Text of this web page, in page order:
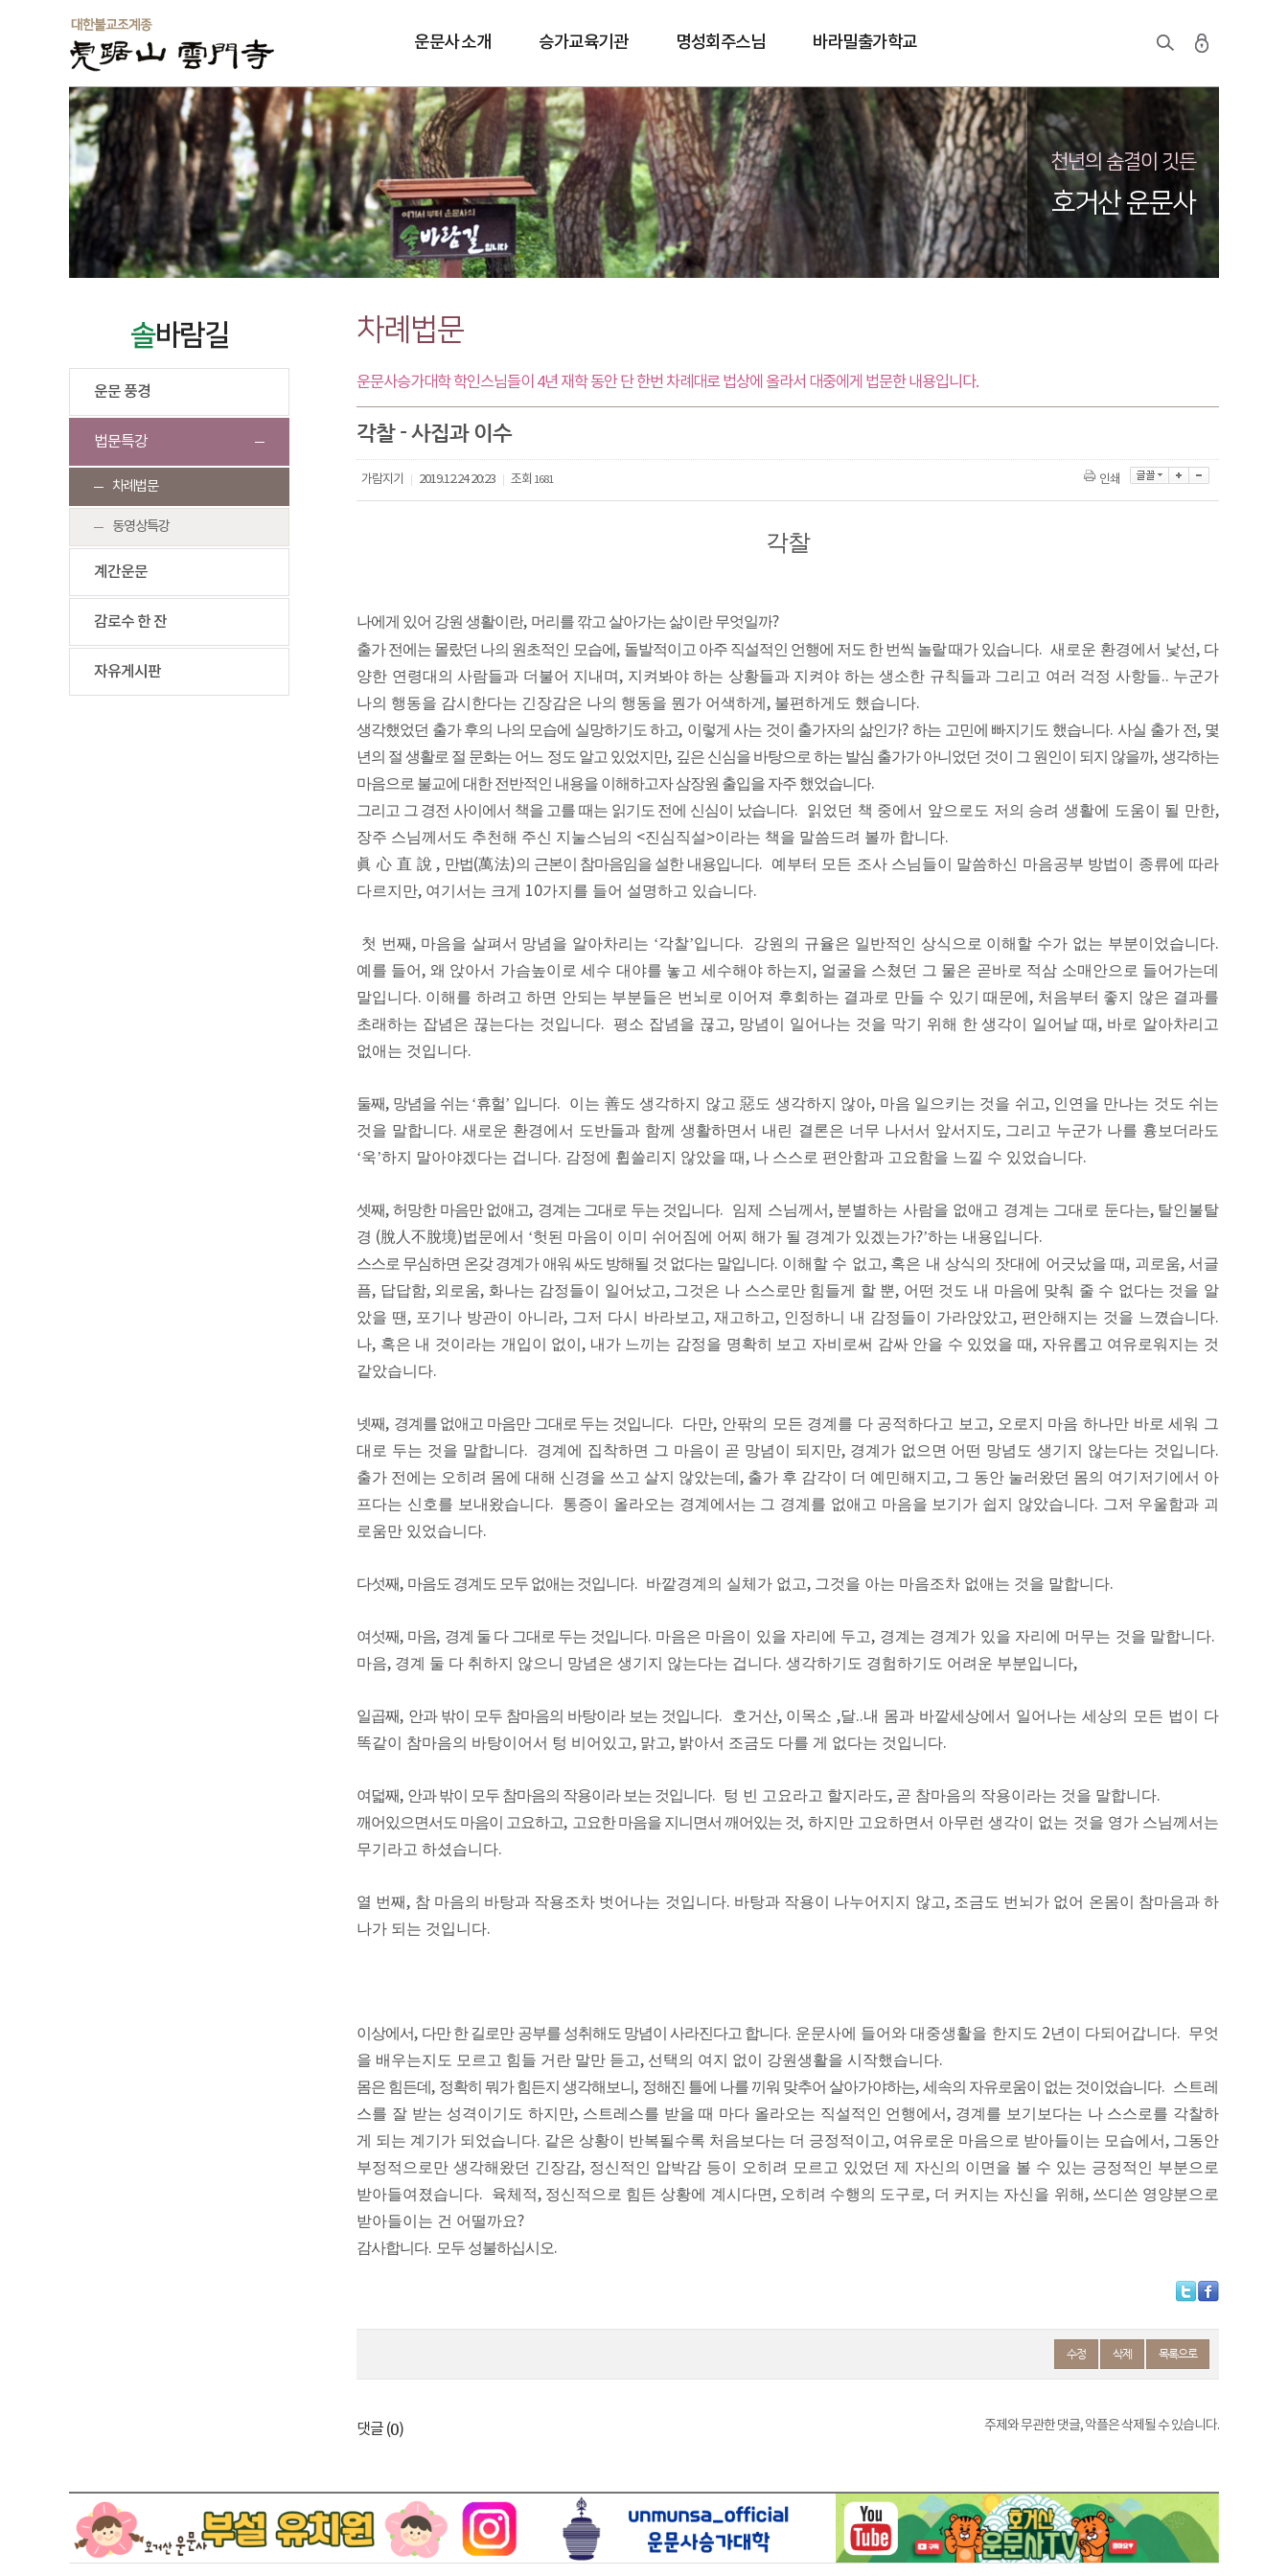
운문사 소개 승가교육기관 명성회주스님 바라밀출가학교
솔바람길
천년의 숨결이 깃든
호거산 운문사
솔바람길
운문 풍경
법문특강
차례법문
동영상특강
계간운문
감로수 한 잔
자유게시판
차례법문
운문사승가대학 학인스님들이 4년 재학 동안 단 한번 차례대로 법상에 올라서 대중에게 법문한 내용입니다.
각찰 - 사집과 이수
가람지기 2019.12.24 20:23 조회 1681 인쇄
각찰
나에게 있어 강원 생활이란, 머리를 깎고 살아가는 삶이란 무엇일까?
출가 전에는 몰랐던 나의 원초적인 모습에 , 돌발적이고 아주 직설적인 언행에 저도 한 번씩 놀랄 때가 있습니다. 새로운 환경에서 낯선 , 다
양한 연령대의 사람들과 더불어 지내며 , 지켜봐야 하는 상황들과 지켜야 하는 생소한 규칙들과 그리고 여러 걱정 사항들.. 누군가
나의 행동을 감시한다는 긴장감은 나의 행동을 뭔가 어색하게 , 불편하게도 했습니다.
생각했었던 출가 후의 나의 모습에 실망하기도 하고, 이렇게 사는 것이 출가자의 삶인가?하는 고민에 빠지기도 했습니다.사실 출가 전, 몇
년의 절 생활로 절 문화는 어느 정도 알고 있었지만, 깊은 신심을 바탕으로 하는 발심 출가가 아니었던 것이 그 원인이 되지 않을까,생각하는
마음으로 불교에 대한 전반적인 내용을 이해하고자 삼장원 출입을 자주 했었습니다.
그리고 그 경전 사이에서 책을 고를 때는 읽기도 전에 신심이 났습니다. 읽었던 책 중에서 앞으로도 저의 승려 생활에 도움이 될 만한,
장주 스님께서도 추천해 주신 지눌스님의 <진심직설>이라는 책을 말씀드려 볼까 합니다.
眞 心 直 說 , 만법(萬法)의 근본이 참마음임을 설한 내용입니다.
예부터 모든 조사 스님들이 말씀하신 마음공부 방법이 종류에 따라
다르지만, 여기서는 크게 10가지를 들어 설명하고 있습니다.
첫 번째 , 마음을 살펴서 망념을 알아차리는 ‘각찰’입니다. 강원의 규율은 일반적인 상식으로 이해할 수가 없는 부분이었습니다.
예를 들어 , 왜 앉아서 가슴높이로 세수 대야를 놓고 세수해야 하는지 , 얼굴을 스쳤던 그 물은 곧바로 적삼 소매안으로 들어가는데
말입니다. 이해를 하려고 하면 안되는 부분들은 번뇌로 이어져 후회하는 결과로 만들 수 있기 때문에 , 처음부터 좋지 않은 결과를
초래하는 잡념은 끊는다는 것입니다. 평소 잡념을 끊고, 망념이 일어나는 것을 막기 위해 한 생각이 일어날 때 , 바로 알아차리고
없애는 것입니다.
둘째, 망념을 쉬는 ‘휴헐’ 입니다. 이는 善도 생각하지 않고惡도 생각하지 않아, 마음 일으키는 것을 쉬고, 인연을 만나는 것도 쉬는
것을 말합니다.새로운 환경에서 도반들과 함께 생활하면서 내린 결론은 너무 나서서 앞서지도, 그리고 누군가 나를 흉보더라도
‘욱’하지 말아야겠다는 겁니다. 감정에 휩쓸리지 않았을 때 , 나 스스로 편안함과 고요함을 느낄 수 있었습니다.
셋째,허망한 마음만 없애고, 경계는 그대로 두는 것입니다. 임제 스님께서 , 분별하는 사람을 없애고 경계는 그대로 둔다는, 탈인불탈
경 (脫人不脫境)법문에서 ‘헛된 마음이 이미 쉬어짐에 어찌 해가 될 경계가 있겠는가?’하는 내용입니다.
스스로 무심하면 온갖 경계가 애워 싸도 방해될 것 없다는 말입니다. 이해할 수 없고, 혹은 내 상식의 잣대에 어긋났을 때 , 괴로움, 서글
픔, 답답함, 외로움, 화나는 감정들이 일어났고, 그것은 나 스스로만 힘들게 할 뿐, 어떤 것도 내 마음에 맞춰 줄 수 없다는 것을 알
았을 땐 , 포기나 방관이 아니라, 그저 다시 바라보고, 재고하고, 인정하니 내 감정들이 가라앉았고, 편안해지는 것을 느꼈습니다.
나, 혹은 내 것이라는 개입이 없이 , 내가 느끼는 감정을 명확히 보고 자비로써 감싸 안을 수 있었을 때 , 자유롭고 여유로워지는 것
같았습니다.
넷째, 경계를 없애고 마음만 그대로 두는 것입니다. 다만, 안팎의 모든 경계를 다 공적하다고 보고, 오로지 마음 하나만 바로 세워 그
대로 두는 것을 말합니다. 경계에 집착하면 그 마음이 곧 망념이 되지만, 경계가 없으면 어떤 망념도 생기지 않는다는 것입니다.
출가 전에는 오히려 몸에 대해 신경을 쓰고 살지 않았는데 , 출가 후 감각이 더 예민해지고, 그 동안 눌러왔던 몸의 여기저기에서 아
프다는 신호를 보내왔습니다. 통증이 올라오는 경계에서는 그 경계를 없애고 마음을 보기가 쉽지 않았습니다. 그저 우울함과 괴
로움만 있었습니다.
다섯째, 마음도 경계도 모두 없애는 것입니다. 바깥경계의 실체가 없고, 그것을 아는 마음조차 없애는 것을 말합니다.
여섯째, 마음, 경계 둘 다 그대로 두는 것입니다. 마음은 마음이 있을 자리에 두고, 경계는 경계가 있을 자리에 머무는 것을 말합니다.
마음, 경계 둘 다 취하지 않으니 망념은 생기지 않는다는 겁니다. 생각하기도 경험하기도 어려운 부분입니다,
일곱째, 안과 밖이 모두 참마음의 바탕이라 보는 것입니다. 호거산, 이목소 ,달..내 몸과 바깥세상에서 일어나는 세상의 모든 법이 다
똑같이 참마음의 바탕이어서 텅 비어있고, 맑고, 밝아서 조금도 다를 게 없다는 것입니다.
여덟째, 안과 밖이 모두 참마음의 작용이라 보는 것입니다. 텅 빈 고요라고 할지라도, 곧 참마음의 작용이라는 것을 말합니다.
깨어있으면서도 마음이 고요하고, 고요한 마음을 지니면서 깨어있는 것, 하지만 고요하면서 아무런 생각이 없는 것을 영가 스님께서는
무기라고 하셨습니다.
열 번째 , 참 마음의 바탕과 작용조차 벗어나는 것입니다. 바탕과 작용이 나누어지지 않고, 조금도 번뇌가 없어 온몸이 참마음과 하
나가 되는 것입니다.
이상에서, 다만 한 길로만 공부를 성취해도 망념이 사라진다고 합니다. 운문사에 들어와 대중생활을 한지도 2년이 다되어갑니다. 무엇
을 배우는지도 모르고 힘들 거란 말만 듣고, 선택의 여지 없이 강원생활을 시작했습니다.
몸은 힘든데 , 정확히 뭐가 힘든지 생각해보니 , 정해진 틀에 나를 끼워 맞추어 살아가야하는, 세속의 자유로움이 없는 것이었습니다. 스트레
스를 잘 받는 성격이기도 하지만, 스트레스를 받을 때 마다 올라오는 직설적인 언행에서 , 경계를 보기보다는 나 스스로를 각찰하
게 되는 계기가 되었습니다. 같은 상황이 반복될수록 처음보다는 더 긍정적이고, 여유로운 마음으로 받아들이는 모습에서 , 그동안
부정적으로만 생각해왔던 긴장감, 정신적인 압박감 등이 오히려 모르고 있었던 제 자신의 이면을 볼 수 있는 긍정적인 부분으로
받아들여졌습니다. 육체적, 정신적으로 힘든 상황에 계시다면 , 오히려 수행의 도구로, 더 커지는 자신을 위해 , 쓰디쓴 영양분으로
받아들이는 건 어떨까요?
감사합니다. 모두 성불하십시오.
수정 삭제 목록으로
댓글 (0) 주제와 무관한 댓글, 악플은 삭제될 수 있습니다.